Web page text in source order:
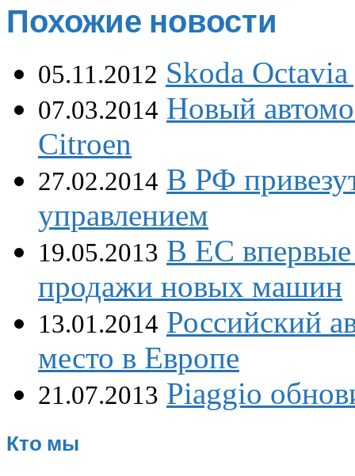
Похожие новости
05.11.2012 Skoda
07.03.2014 Новый
Citroen
27.02.2014 В РФ
управлением
19.05.2013 В ЕС впервые
продажи новых машин
13.01.2014 Российский
место в Европе
21.07.2013 Piaggio
Кто мы